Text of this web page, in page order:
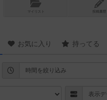
マイリスト 投稿履歴
お気に入り 持ってる